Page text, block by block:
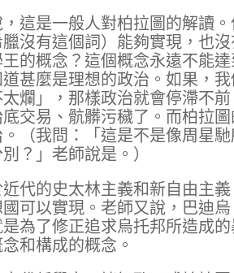
這是一般人對柏拉圖的解讀
沒有這個詞）能夠實現，也
的概念？這個概念永遠不能
甚麼是理想的政治。如果，
爛」，那樣政治就會停滯不
交易、骯髒污穢了。而柏拉
（我問：「這是不是像周星
？」老師說是。）
代的史太林主義和新自由主
可以實現。老師又說，巴迪
為了修正追求烏托邦所造成
和構成的概念。